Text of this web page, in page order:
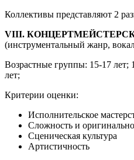
Коллективы представляют 2
VIII.
(инструментальный жанр,
Возрастные группы: 15-17 лет;
лет;
Критерии оценки:
Исполнительское
Сложность и
Сценическая культура
Артистичность